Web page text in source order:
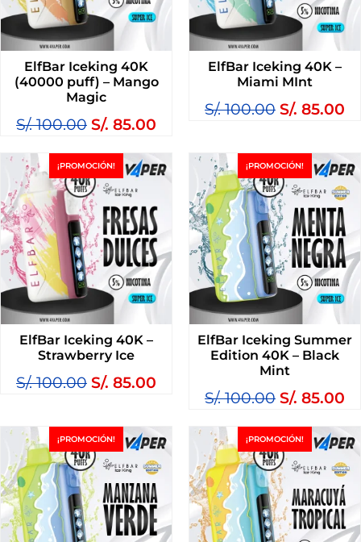
ElfBar Iceking 40K
(40000 puff) – Mango
Magic
S/.100.00 S/. 85.00
ElfBar Iceking 40K –
Miami MInt
S/.100.00 S/. 85.00
¡PROMOCIÓN!
ElfBar Iceking 40K –
Strawberry Ice
S/.100.00 S/. 85.00
¡PROMOCIÓN!
ElfBar Iceking Summer
Edition 40K – Black
Mint
S/.100.00 S/. 85.00
¡PROMOCIÓN! ¡PROMOCIÓN!